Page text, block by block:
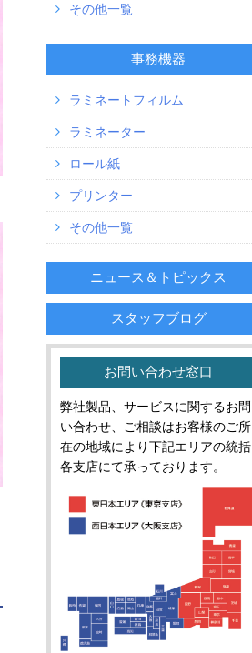
その他一覧
事務機器
ラミネートフィルム
ラミネーター
ロール紙
プリンター
その他一覧
ニュース＆トピックス
スタッフブログ
お問い合わせ窓口
弊社製品、サービスに関するお問
い合わせ、ご相談はお客様のご所
在の地域により下記エリアの統括
各支店にて承っております。